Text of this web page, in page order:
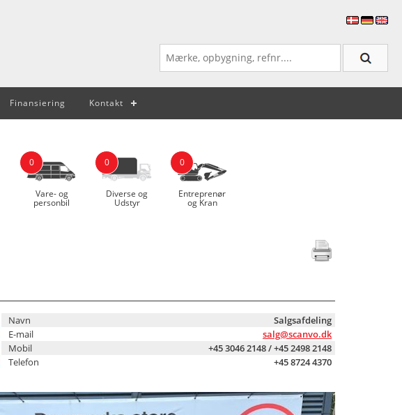
Finansiering Kontakt
0
Vare- og
personbil
0
Diverse og
Udstyr
0
Entreprenør
og Kran
Navn
Salgsafdeling
E-mail
salg@scanvo.dk
Mobil
+45 3046 2148 / +45 2498 2148
Telefon
+45 8724 4370